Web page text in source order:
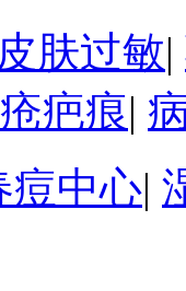
皮肤过敏|
疤痕|
痘中心|